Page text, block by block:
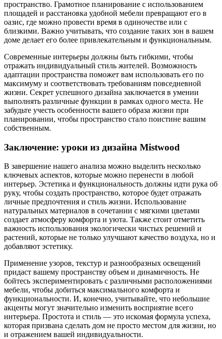
пространство. Грамотное планирование с использованием
площадей и расстановка удобной мебели превращают его в
оазис, где можно провести время в одиночестве или с
близкими. Важно учитывать, что создание таких зон в вашем
доме делает его более привлекательным и функциональным.
Современные интерьеры должны быть гибкими, чтобы
отражать индивидуальный стиль жителей. Возможность
адаптации пространства поможет вам использовать его по
максимуму и соответствовать требованиям повседневной
жизни. Секрет успешного дизайна заключается в умении
выполнять различные функции в рамках одного места. Не
забудьте учесть особенности вашего образа жизни при
планировании, чтобы пространство стало поистине вашим
собственным.
Заключение: уроки из дизайна Mistwood
В завершение нашего анализа можно выделить несколько
ключевых аспектов, которые можно перенести в любой
интерьер. Эстетика и функциональность должны идти рука об
руку, чтобы создать пространство, которое будет отражать
личные предпочтения и стиль жизни. Использование
натуральных материалов в сочетании с мягкими цветами
создает атмосферу комфорта и уюта. Также стоит отметить
важность использования экологически чистых решений и
растений, которые не только улучшают качество воздуха, но и
добавляют эстетику.
Применение узоров, текстур и разнообразных освещений
придаст вашему пространству объем и динамичность. Не
бойтесь экспериментировать с различными расположениями
мебели, чтобы добиться максимального комфорта и
функциональности. И, конечно, учитывайте, что небольшие
акценты могут значительно изменить восприятие всего
интерьера. Простота и стиль — это искомая формула успеха,
которая призвана сделать дом не просто местом для жизни, но
и отражением вашей индивидуальности.